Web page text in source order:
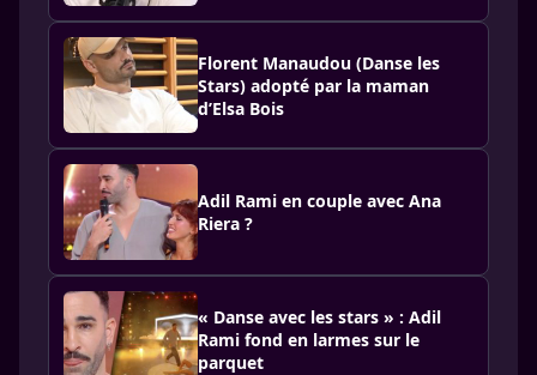
Florent Manaudou (Danse les
Stars) adopté par la maman
d’Elsa Bois
Adil Rami en couple avec Ana
Riera ?
« Danse avec les stars » : Adil
Rami fond en larmes sur le
parquet